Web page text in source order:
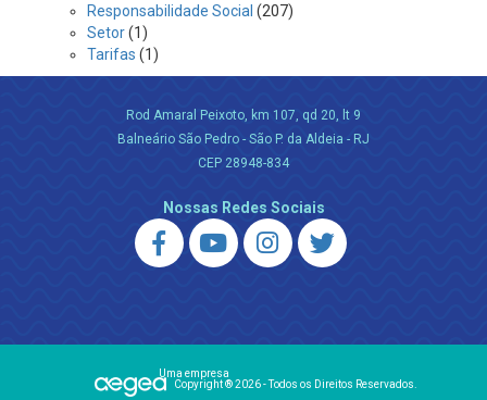
Responsabilidade Social (207)
Setor(1)
Tarifas (1)
Rod Amaral Peixoto, km 107, qd 20, lt 9
Balneário São Pedro - São P. da Aldeia - RJ
CEP 28948-834
Nossas Redes Sociais
Uma empresa
Copyright ® 2026 - Todos os Direitos Reservados.